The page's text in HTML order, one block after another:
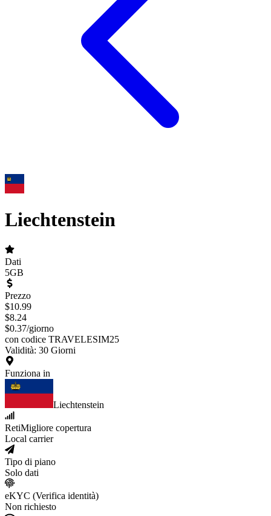
Liechtenstein
Dati
5GB
Prezzo
$10.99
$8.24
$0.37/giorno
con codice TRAVELESIM25
Validità: 30 Giorni
Funziona in
Liechtenstein
RetiMigliore copertura
Local carrier
Tipo di piano
Solo dati
eKYC (Verifica identità)
Non richiesto